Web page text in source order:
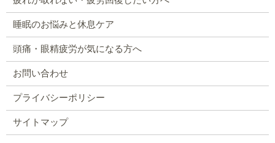
睡眠のお悩みと休息ケア
頭痛・眼精疲労が気になる方へ
お問い合わせ
プライバシーポリシー
サイトマップ